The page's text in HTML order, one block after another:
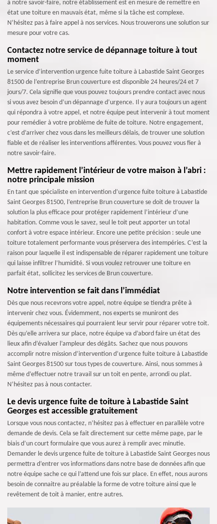
à notre savoir-faire, notre établissement est en mesure de remettre en
état une toiture en mauvais état, même si la tâche est complexe.
N’hésitez pas à faire appel à nos services. Nous trouverons une solution sur
mesure pour votre cas.
Contactez notre service de dépannage toiture à tout
moment
Le service d’intervention urgence fuite toiture à Labastide Saint Georges
81500 de l’entreprise Brun couverture est disponible 24 heures/24 et 7
jours/7. Cela signifie que vous pouvez toujours prendre contact avec nous
si vous avez besoin d’un dépannage d’urgence. Il y aura toujours un agent
qui répondra à votre appel, et notre équipe peut intervenir à tout moment
pour remédier à votre problème de fuite de toiture. Notre engagement,
c’est d’arriver chez vous dans les meilleurs délais, de trouver une solution
fiable et de réaliser les interventions afférentes. Vous pouvez vous fier à
notre savoir-faire.
Mettre rapidement l’intérieur de votre maison à l’abri :
notre principale mission
En tant que spécialiste en intervention d’urgence fuite toiture à Labastide
Saint Georges 81500, l’entreprise Brun couverture se doit de trouver la
solution la plus efficace pour protéger rapidement l’intérieur d’une
habitation. Comme vous le savez, seul le toit peut apporter un total
confort à votre espace intérieur. Encore une petite précision : seule une
toiture totalement performante vous préservera des intempéries. C’est la
raison pour laquelle il est indispensable de réparer rapidement une toiture
qui laisse infiltrer l’humidité. Si vous voulez retrouver une toiture en
parfait état, sollicitez les services de Brun couverture.
Notre intervention se fait dans l’immédiat
Dès que nous recevrons votre appel, notre équipe se tiendra prête à
intervenir chez vous. Évidemment, nos experts se muniront des
équipements nécessaires qui pourraient leur servir pour réparer votre toit.
Dès qu’elle arrivera sur place, notre équipe va d’abord faire un état des
lieux afin d’évaluer l’ampleur des dégâts. Sachez que nous pouvons
accomplir notre mission d’intervention d’urgence fuite toiture à Labastide
Saint Georges 81500 sur tous types de couverture. Ainsi, nous sommes à
même d’effectuer notre travail sur un toit en pente, arrondi ou plat.
N’hésitez pas à nous contacter.
Le devis urgence fuite de toiture à Labastide Saint
Georges est accessible gratuitement
Lorsque vous nous contactez, n’hésitez pas à effectuer en parallèle votre
demande de devis. Cela se fait directement sur cette même page, par le
biais d’un court formulaire que vous aurez à remplir avec minutie.
Demander le devis urgence fuite de toiture à Labastide Saint Georges nous
permettra d’entrer vos informations dans notre base de données afin que
notre équipe sache ce qui l’attend une fois sur place. En effet, nous aurons
besoin de connaitre au préalable la forme de votre toiture ainsi que le
revêtement de toit à manier, entre autres.